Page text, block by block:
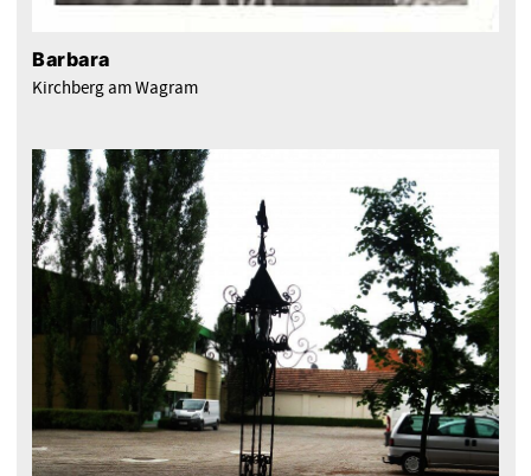
Barbara
Kirchberg am Wagram